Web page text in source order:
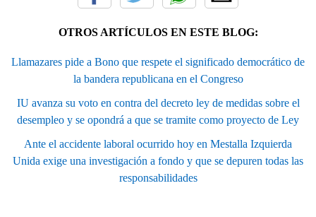
OTROS ARTÍCULOS EN ESTE BLOG:
Llamazares pide a Bono que respete el significado democrático de
la bandera republicana en el Congreso
IU avanza su voto en contra del decreto ley de medidas sobre el
desempleo y se opondrá a que se tramite como proyecto de Ley
Ante el accidente laboral ocurrido hoy en Mestalla Izquierda
Unida exige una investigación a fondo y que se depuren todas las
responsabilidades